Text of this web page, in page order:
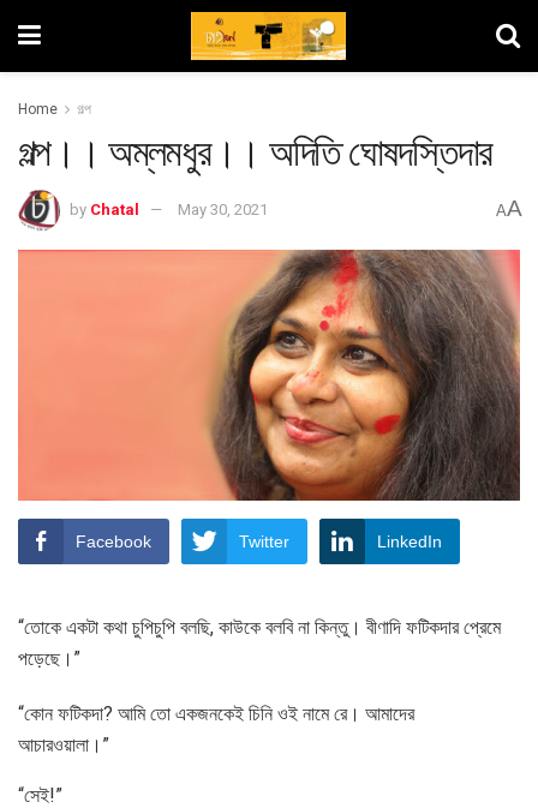
Home গল্প
গল্প।। অম্লমধুর।। অদিতি ঘোষদস্তিদার
by Chatal May 30, 2021 AA
Facebook Twitter LinkedIn
“তোকে একটা কথা চুপিচুপি বলছি, কাউকে বলবি না কিন্তু। বীণাদি ফটিকদার প্রেমে
পড়েছে।”
“কোন ফটিকদা? আমি তো একজনকেই চিনি ওই নামে রে। আমাদের
আচারওয়ালা।”
“সেই!”